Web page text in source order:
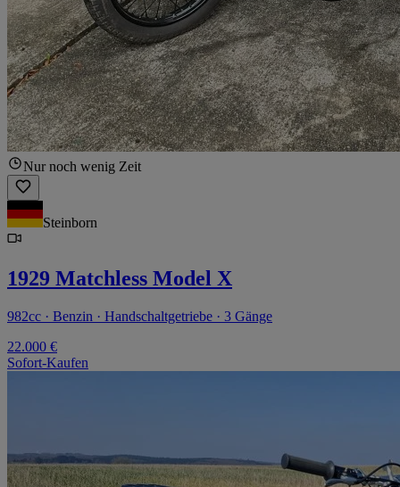
Nur noch wenig Zeit
Steinborn
1929 Matchless Model X
982cc · Benzin · Handschaltgetriebe · 3 Gänge
22.000 €
Sofort-Kaufen